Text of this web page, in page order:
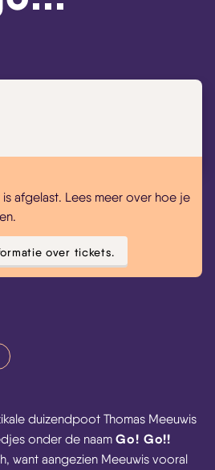
afgelast. Lees meer over hoe je
over tickets.
duizendpoot Thomas Meeuwis
onder de naam Go! Go!!
want aangezien Meeuwis vooral